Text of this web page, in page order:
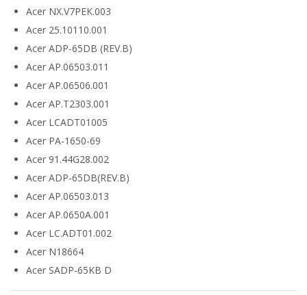
Acer NX.V7PEK.003
Acer 25.10110.001
Acer ADP-65DB (REV.B)
Acer AP.06503.011
Acer AP.06506.001
Acer AP.T2303.001
Acer LCADT01005
Acer PA-1650-69
Acer 91.44G28.002
Acer ADP-65DB(REV.B)
Acer AP.06503.013
Acer AP.0650A.001
Acer LC.ADT01.002
Acer N18664
Acer SADP-65KB D